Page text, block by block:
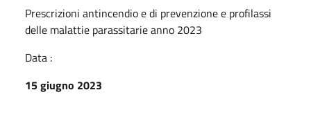
Prescrizioni antincendio e di prevenzione e profilassi
delle malattie parassitarie anno 2023
Data :
15 giugno 2023